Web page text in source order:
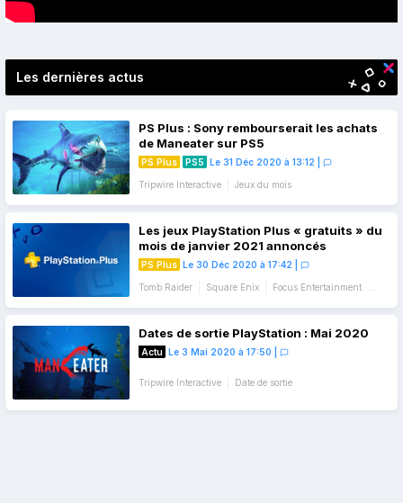
Les dernières actus
PS Plus : Sony rembourserait les achats
de Maneater sur PS5
PS Plus PS5 Le 31 Déc 2020 à 13:12
Tripwire Interactive Jeux du mois
Les jeux PlayStation Plus « gratuits » du
mois de janvier 2021 annoncés
PS Plus Le 30 Déc 2020 à 17:42
Tomb Raider Square Enix
Focus Entertainment
Dates de sortie PlayStation : Mai 2020
Actu Le 3 Mai 2020 à 17:50
Tripwire Interactive Date de sortie